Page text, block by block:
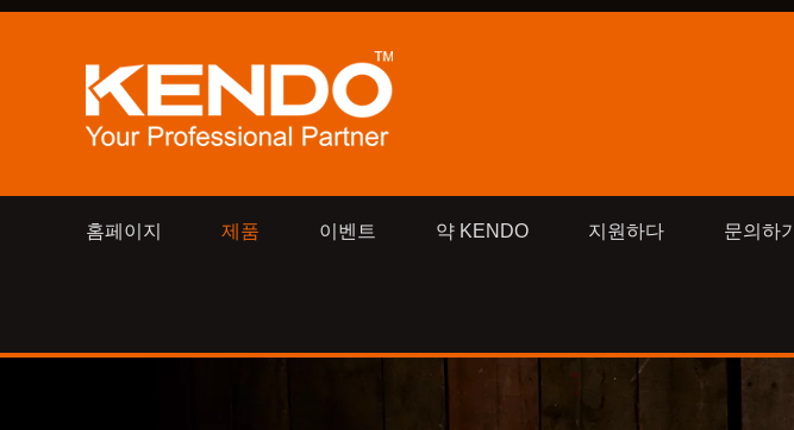
홈페이지 제품 이벤트 약 KENDO 지원하다 문의하기